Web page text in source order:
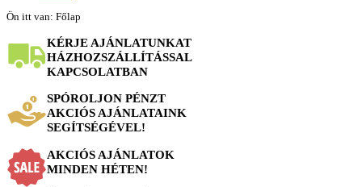
Ön itt van: Főlap
KÉRJE AJÁNLATUNKAT
HÁZHOZSZÁLLÍTÁSSAL
KAPCSOLATBAN
SPÓROLJON PÉNZT
AKCIÓS AJÁNLATAINK
SEGÍTSÉGÉVEL!
AKCIÓS AJÁNLATOK
MINDEN HÉTEN!